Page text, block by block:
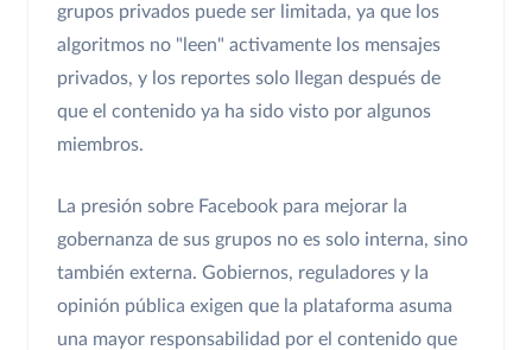
grupos privados puede ser limitada, ya que los
algoritmos no "leen" activamente los mensajes
privados, y los reportes solo llegan después de
que el contenido ya ha sido visto por algunos
miembros.
La presión sobre Facebook para mejorar la
gobernanza de sus grupos no es solo interna, sino
también externa. Gobiernos, reguladores y la
opinión pública exigen que la plataforma asuma
una mayor responsabilidad por el contenido que